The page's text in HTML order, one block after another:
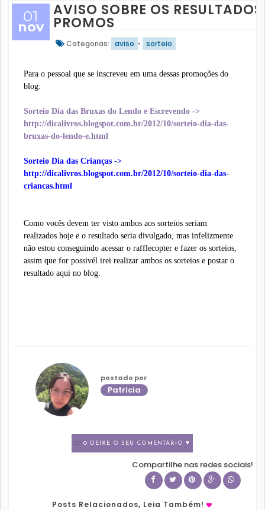
01
nov
AVISO SOBRE OS
PROMOS
Categorias: aviso • sorteio
Para o pessoal que se inscreveu em uma dessas promoções do
blog:
Sorteio Dia das Bruxas do Lendo e Escrevendo ->
http://dicalivros.blogspot.com.br/2012/10/sorteio-dia-das-
bruxas-do-lendo-e.html
Sorteio Dia das Crianças ->
http://dicalivros.blogspot.com.br/2012/10/sorteio-dia-das-
criancas.html
Como vocês devem ter visto ambos aos sorteios seriam
realizados hoje e o resultado seria divulgado, mas infelizmente
não estou conseguindo acessar o rafflecopter e fazer os sorteios,
assim que for possivél irei realizar ambos os sorteios e postar o
resultado aqui no blog.
postado por
Patricia
0 DEIXE O SEU COMENTÁRIO ♥
Compartilhe nas redes sociais!
Posts Relacionados, Leia Também!